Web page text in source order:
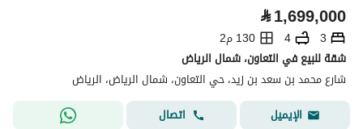
⃁1,699,000
3
4
130 م2
شقة للبيع في التعاون، شمال الرياض
شارع محمد بن سعد بن زيد، حي التعاون، شمال الرياض، الرياض
الإيميل
اتصال